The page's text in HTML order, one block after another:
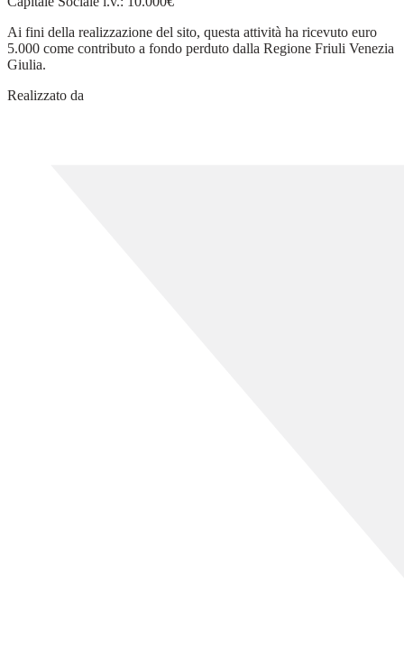
Ai fini della realizzazione del sito, questa attività ha ricevuto euro
5.000 come contributo a fondo perduto dalla Regione Friuli Venezia
Giulia.
Realizzato da